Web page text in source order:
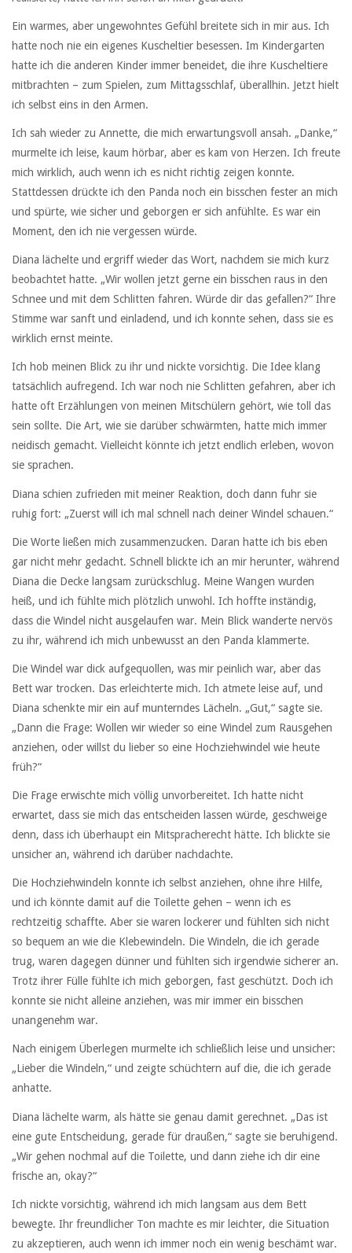
Ein warmes, aber ungewohntes Gefühl breitete sich in mir aus. Ich
hatte noch nie ein eigenes Kuscheltier besessen. Im Kindergarten
hatte ich die anderen Kinder immer beneidet, die ihre Kuscheltiere
mitbrachten – zum Spielen, zum Mittagsschlaf, überallhin. Jetzt hielt
ich selbst eins in den Armen.
Ich sah wieder zu Annette, die mich erwartungsvoll ansah. „Danke,“
murmelte ich leise, kaum hörbar, aber es kam von Herzen. Ich freute
mich wirklich, auch wenn ich es nicht richtig zeigen konnte.
Stattdessen drückte ich den Panda noch ein bisschen fester an mich
und spürte, wie sicher und geborgen er sich anfühlte. Es war ein
Moment, den ich nie vergessen würde.
Diana lächelte und ergriff wieder das Wort, nachdem sie mich kurz
beobachtet hatte. „Wir wollen jetzt gerne ein bisschen raus in den
Schnee und mit dem Schlitten fahren. Würde dir das gefallen?“ Ihre
Stimme war sanft und einladend, und ich konnte sehen, dass sie es
wirklich ernst meinte.
Ich hob meinen Blick zu ihr und nickte vorsichtig. Die Idee klang
tatsächlich aufregend. Ich war noch nie Schlitten gefahren, aber ich
hatte oft Erzählungen von meinen Mitschülern gehört, wie toll das
sein sollte. Die Art, wie sie darüber schwärmten, hatte mich immer
neidisch gemacht. Vielleicht könnte ich jetzt endlich erleben, wovon
sie sprachen.
Diana schien zufrieden mit meiner Reaktion, doch dann fuhr sie
ruhig fort: „Zuerst will ich mal schnell nach deiner Windel schauen.“
Die Worte ließen mich zusammenzucken. Daran hatte ich bis eben
gar nicht mehr gedacht. Schnell blickte ich an mir herunter, während
Diana die Decke langsam zurückschlug. Meine Wangen wurden
heiß, und ich fühlte mich plötzlich unwohl. Ich hoffte inständig,
dass die Windel nicht ausgelaufen war. Mein Blick wanderte nervös
zu ihr, während ich mich unbewusst an den Panda klammerte.
Die Windel war dick aufgequollen, was mir peinlich war, aber das
Bett war trocken. Das erleichterte mich. Ich atmete leise auf, und
Diana schenkte mir ein auf munterndes Lächeln. „Gut,“ sagte sie.
„Dann die Frage: Wollen wir wieder so eine Windel zum Rausgehen
anziehen, oder willst du lieber so eine Hochziehwindel wie heute
früh?“
Die Frage erwischte mich völlig unvorbereitet. Ich hatte nicht
erwartet, dass sie mich das entscheiden lassen würde, geschweige
denn, dass ich überhaupt ein Mitspracherecht hätte. Ich blickte sie
unsicher an, während ich darüber nachdachte.
Die Hochziehwindeln konnte ich selbst anziehen, ohne ihre Hilfe,
und ich könnte damit auf die Toilette gehen – wenn ich es
rechtzeitig schaffte. Aber sie waren lockerer und fühlten sich nicht
so bequem an wie die Klebewindeln. Die Windeln, die ich gerade
trug, waren dagegen dünner und fühlten sich irgendwie sicherer an.
Trotz ihrer Fülle fühlte ich mich geborgen, fast geschützt. Doch ich
konnte sie nicht alleine anziehen, was mir immer ein bisschen
unangenehm war.
Nach einigem Überlegen murmelte ich schließlich leise und unsicher:
„Lieber die Windeln,“ und zeigte schüchtern auf die, die ich gerade
anhatte.
Diana lächelte warm, als hätte sie genau damit gerechnet. „Das ist
eine gute Entscheidung, gerade für draußen,“ sagte sie beruhigend.
„Wir gehen nochmal auf die Toilette, und dann ziehe ich dir eine
frische an, okay?“
Ich nickte vorsichtig, während ich mich langsam aus dem Bett
bewegte. Ihr freundlicher Ton machte es mir leichter, die Situation
zu akzeptieren, auch wenn ich immer noch ein wenig beschämt war.